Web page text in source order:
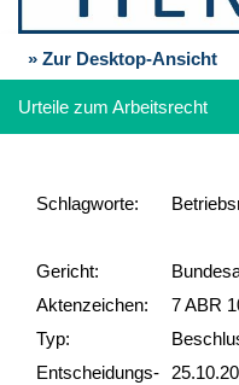
» Zur Desktop-Ansicht
Urteile zum Arbeitsrecht
Schlag­worte:
Gericht:
Akten­zeichen:
7 ABR
Typ:
Ent­scheid­ungs­